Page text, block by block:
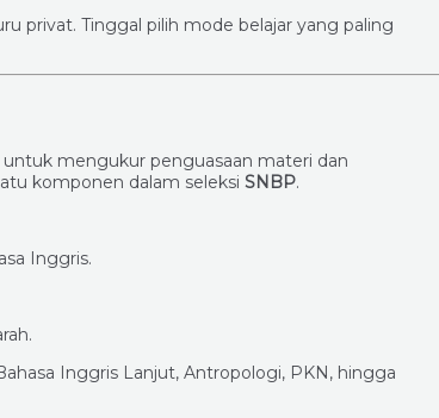
privat. Tinggal pilih mode belajar yang paling
mengukur penguasaan materi dan
komponen dalam seleksi SNBP.
Inggris.
Inggris Lanjut, Antropologi, PKN, hingga